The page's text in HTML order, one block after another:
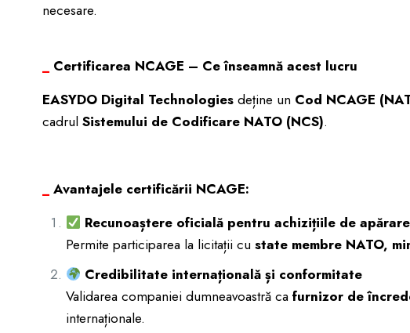
necesare.
_ Certificarea NCAGE – Ce înseamnă acest lucru
EASYDO Digital Technologies deține un Cod NCAGE
cadrul Sistemului de Codificare NATO (NCS).
_ Avantajele certificării NCAGE:
Recunoaștere oficială pentru achizițiile de
Permite participarea la licitații cu state membre NATO,
Credibilitate internațională și conformitate
Validarea companiei dumneavoastră ca furnizor de
internaționale.